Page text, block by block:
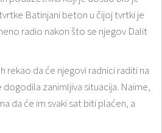
Batinjani beton u čijoj tvrtki je
radio nakon što se njegov Dalit
rekao da će njegovi radnici raditi na
dogodila zanimljiva situacija. Naime,
da će im svaki sat biti plaćen, a